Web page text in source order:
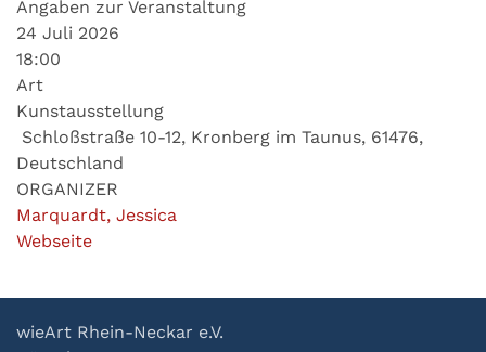
Angaben zur Veranstaltung
24 Juli 2026
18:00
Art
Kunstausstellung
Schloßstraße 10-12, Kronberg im Taunus, 61476,
Deutschland
ORGANIZER
Marquardt, Jessica
Webseite
wieArt Rhein-Neckar e.V.